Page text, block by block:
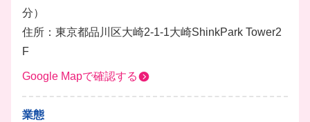
分）
住所：東京都品川区大崎2-1-1大崎ShinkPark Tower2
F
Google Mapで確認する
業態